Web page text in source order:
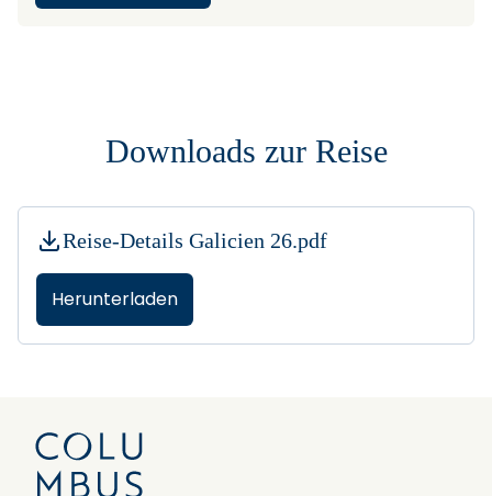
Downloads zur Reise
Reise-Details Galicien 26.pdf
Herunterladen